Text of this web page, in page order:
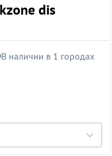
dis
В наличии в 1 городах